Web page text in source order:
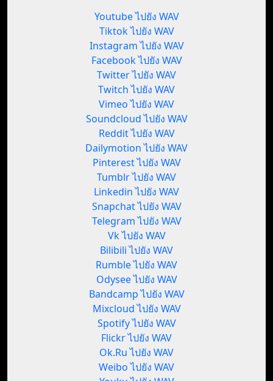
Youtube ไปยัง WAV
Tiktok ไปยัง WAV
Instagram ไปยัง WAV
Facebook ไปยัง WAV
Twitter ไปยัง WAV
Twitch ไปยัง WAV
Vimeo ไปยัง WAV
Soundcloud ไปยัง WAV
Reddit ไปยัง WAV
Dailymotion ไปยัง WAV
Pinterest ไปยัง WAV
Tumblr ไปยัง WAV
Linkedin ไปยัง WAV
Snapchat ไปยัง WAV
Telegram ไปยัง WAV
Vk ไปยัง WAV
Bilibili ไปยัง WAV
Rumble ไปยัง WAV
Odysee ไปยัง WAV
Bandcamp ไปยัง WAV
Mixcloud ไปยัง WAV
Spotify ไปยัง WAV
Flickr ไปยัง WAV
Ok.Ru ไปยัง WAV
Weibo ไปยัง WAV